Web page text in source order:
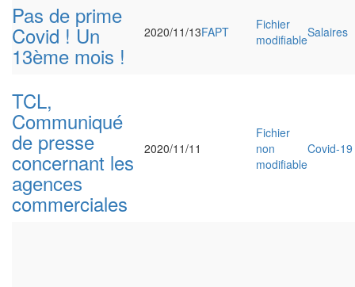
Pas de prime
Covid ! Un
13ème mois !
2020/11/13FAPT
Fichier
modifiableSalaires
TCL,
Communiqué
de presse
concernant les
agences
commerciales
2020/11/11
Fichier
non
modifiable
Covid-19